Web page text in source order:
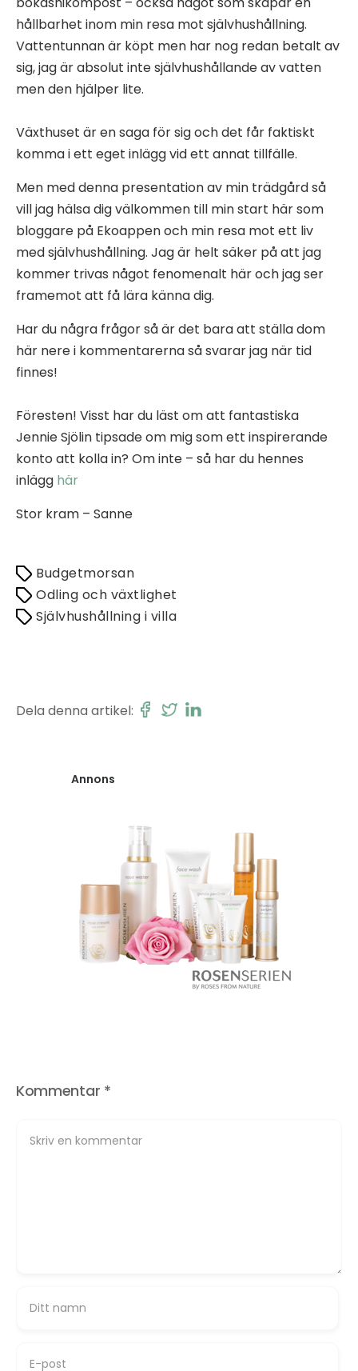
hållbarhet inom min resa mot självhushållning.
Vattentunnan är köpt men har nog redan betalt av
sig, jag är absolut inte självhushållande av vatten
men den hjälper lite.
Växthuset är en saga för sig och det får faktiskt
komma i ett eget inlägg vid ett annat tillfälle.
Men med denna presentation av min trädgård så
vill jag hälsa dig välkommen till min start här som
bloggare på Ekoappen och min resa mot ett liv
med självhushållning. Jag är helt säker på att jag
kommer trivas något fenomenalt här och jag ser
framemot att få lära känna dig.
Har du några frågor så är det bara att ställa dom
här nere i kommentarerna så svarar jag när tid
finnes!
Föresten! Visst har du läst om att fantastiska
Jennie Sjölin tipsade om mig som ett inspirerande
konto att kolla in? Om inte – så har du hennes
inlägg här
Stor kram – Sanne
Budgetmorsan
Odling och växtlighet
Självhushållning i villa
Dela denna artikel:
Annons
Kommentar *